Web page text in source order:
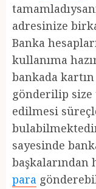
adresinize
Banka
kullanıma
bankada
gönderilip
edilmesi
sayesinde
başkalarından
para